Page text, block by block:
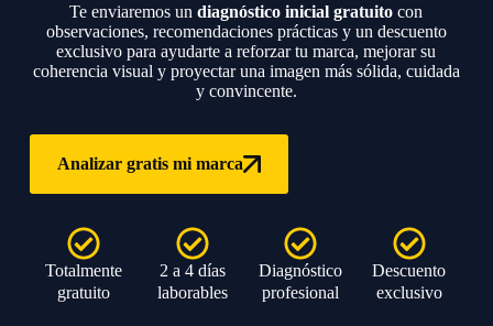
Te enviaremos undiagnóstico inicial gratuito con
observaciones, recomendaciones prácticas y un descuento
exclusivo para ayudarte a reforzar tu marca, mejorar su
coherencia visual y proyectar una imagen más sólida, cuidada
y convincente.
Analizar gratis mi marca
Totalmente
gratuito
2 a 4 días
laborables
Diagnóstico
profesional
Descuento
exclusivo